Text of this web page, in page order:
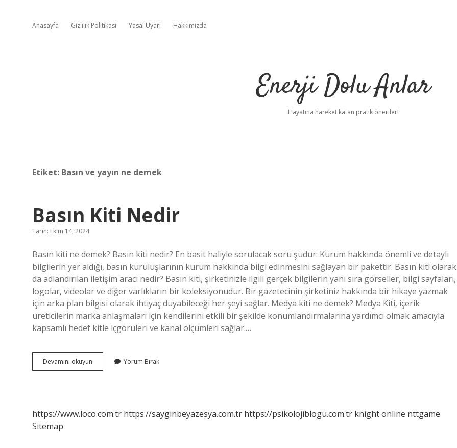
Anasayfa Gizlilik Politikası Yasal Uyarı Hakkımızda
Enerji Dolu Anlar
Hayatına hareket katan pratik öneriler!
Etiket: Basın ve yayın ne demek
Basın Kiti Nedir
Tarih: Ekim 14, 2024
Basın kiti ne demek? Basın kiti nedir? En basit haliyle sorulacak soru şudur: Kurum hakkında önemli ve detaylı
bilgilerin yer aldığı, basın kuruluşlarının kurum hakkında bilgi edinmesini sağlayan bir pakettir. Basın kiti olarak
da adlandırılan iletişim aracı nedir? Basın kiti, şirketinizle ilgili gerçek bilgilerin yanı sıra görseller, bilgi sayfaları,
logolar, videolar ve diğer varlıkların bir koleksiyonudur. Bir gazetecinin şirketiniz hakkında bir hikaye yazmak
için arka plan bilgisi olarak ihtiyaç duyabileceği her şeyi sağlar. Medya kiti ne demek? Medya Kiti, içerik
üreticilerin marka anlaşmaları için kendilerini etkili bir şekilde konumlandırmalarına yardımcı olmak amacıyla
kapsamlı hedef kitle içgörüleri ve kanal ölçümleri sağlar.…
Devamını okuyun
Kiti
Yorum Bırak
https://www.loco.com.tr https://sayginbeyazesya.com.tr https://psikolojiblogu.com.tr knight online nttgame
Sitemap